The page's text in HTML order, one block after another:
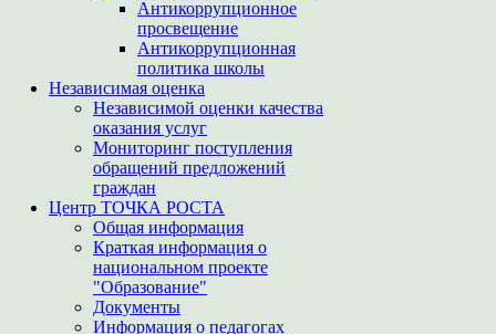
Антикоррупционное
просвещение
Антикоррупционная
политика школы
Независимая оценка
Независимой оценки качества
оказания услуг
Мониторинг поступления
обращений предложений
граждан
Центр ТОЧКА РОСТА
Общая информация
Краткая информация о
национальном проекте
"Образование"
Документы
Информация о педагогах